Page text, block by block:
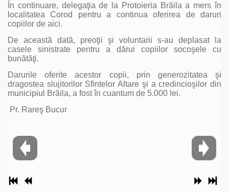
În continuare, delegaţia de la Protoieria Brăila a mers în
localitatea Corod pentru a continua oferirea de daruri
copiilor de aici.
De această dată, preoţii şi voluntarii s-au deplasat la
casele sinistrate pentru a dărui copiilor socoşele cu
bunătăţi.
Darurile oferite acestor copii, prin generozitatea şi
dragostea slujitorilor Sfintelor Altare şi a credincioşilor din
municipiul Brăila, a fost în cuantum de 5.000 lei.
Pr. Rareş Bucur